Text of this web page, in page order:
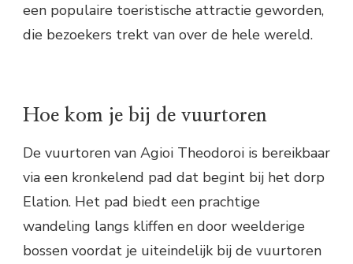
een populaire toeristische attractie geworden,
die bezoekers trekt van over de hele wereld.
Hoe kom je bij de vuurtoren
De vuurtoren van Agioi Theodoroi is bereikbaar
via een kronkelend pad dat begint bij het dorp
Elation. Het pad biedt een prachtige
wandeling langs kliffen en door weelderige
bossen voordat je uiteindelijk bij de vuurtoren